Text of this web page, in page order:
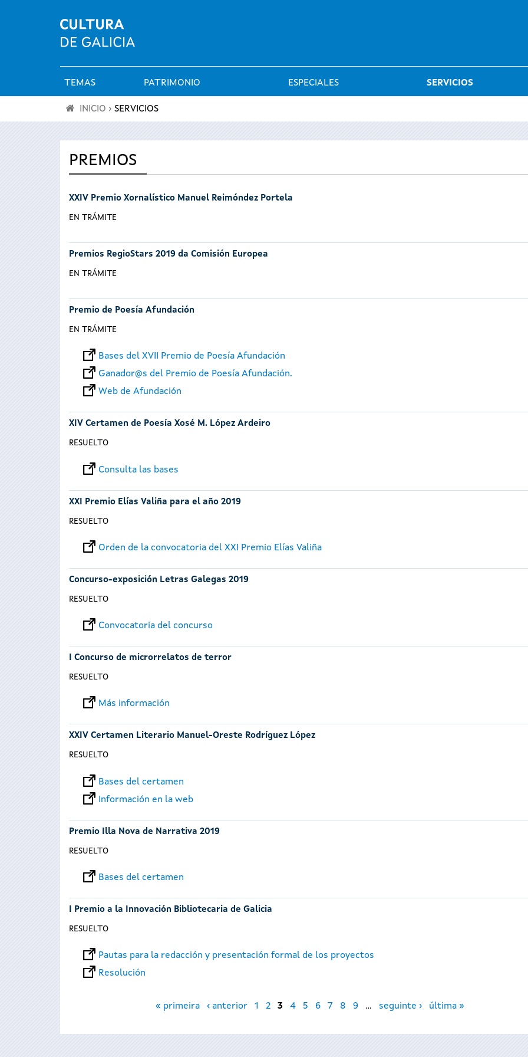
Menú
principal
TEMAS PATRIMONIO ESPECIALES SERVICIOS
encuentra
aquí
INICIO › SERVICIOS
PREMIOS
XXIV Premio Xornalístico Manuel Reimóndez Portela
EN TRÁMITE
Premios RegioStars 2019 da Comisión Europea
EN TRÁMITE
Premio de Poesía Afundación
EN TRÁMITE
Bases del XVII Premio de Poesía Afundación
Ganador@s del Premio de Poesía Afundación.
Web de Afundación
XIV Certamen de Poesía Xosé M. López Ardeiro
RESUELTO
Consulta las bases
XXI Premio Elías Valiña para el año 2019
RESUELTO
Orden de la convocatoria del XXI Premio Elías Valiña
Concurso-exposición Letras Galegas 2019
RESUELTO
Convocatoria del concurso
I Concurso de microrrelatos de terror
RESUELTO
Más información
XXIV Certamen Literario Manuel-Oreste Rodríguez López
RESUELTO
Bases del certamen
Información en la web
Premio Illa Nova de Narrativa 2019
RESUELTO
Bases del certamen
I Premio a la Innovación Bibliotecaria de Galicia
RESUELTO
Pautas para la redacción y presentación formal de los proyectos
Resolución
« primeira ‹ anterior 1 2 3 4 5 6 7 8 9 … seguinte › última »